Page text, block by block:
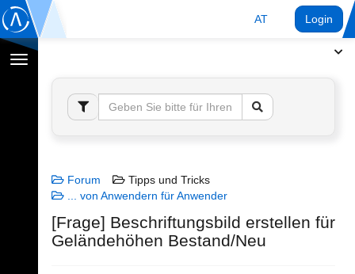
AT Login
Navigation
umschalten
Forum
Tipps und Tricks
... von Anwendern für Anwender
[Frage] Beschriftungsbild erstellen für
Geländehöhen Bestand/Neu